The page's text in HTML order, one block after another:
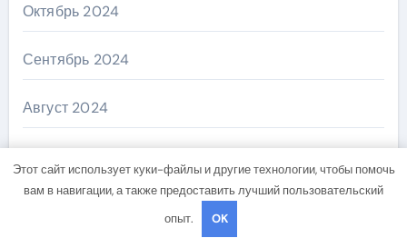
Октябрь 2024
Сентябрь 2024
Август 2024
Июнь 2024
Этот сайт использует куки-файлы и другие технологии, чтобы помочь
вам в навигации, а также предоставить лучший пользовательский
опыт.
OK